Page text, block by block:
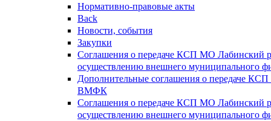
Нормативно-правовые акты
Back
Новости, события
Закупки
Соглашения о передаче КСП МО Лабинский
осуществлению внешнего муниципального
Дополнительные соглашения о передаче
ВМФК
Соглашения о передаче КСП МО Лабинский
осуществлению внешнего муниципального